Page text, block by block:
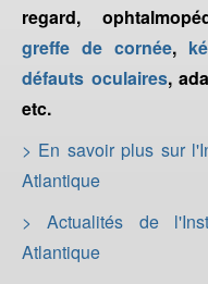
regard,
greffe de cornée,
défauts oculaires,
etc.
> En savoir plus sur
Atlantique
> Actualités de
Atlantique